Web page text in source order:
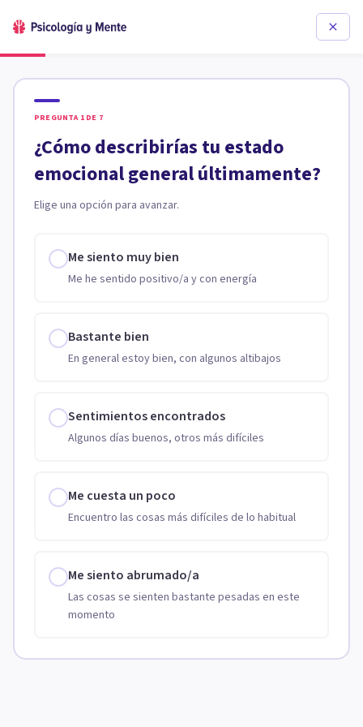
PREGUNTA 1 DE 7
¿Cómo describirías tu estado
emocional general últimamente?
Elige una opción para avanzar.
Me siento muy bien
Me he sentido positivo/a y con energía
Bastante bien
En general estoy bien, con algunos altibajos
Sentimientos encontrados
Algunos días buenos, otros más difíciles
Me cuesta un poco
Encuentro las cosas más difíciles de lo habitual
Me siento abrumado/a
Las cosas se sienten bastante pesadas en este
momento